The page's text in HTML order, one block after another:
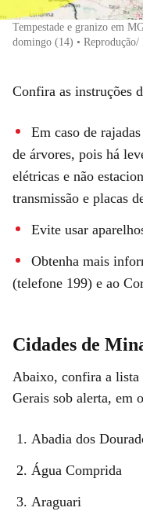
Tempestade e granizo em
domingo (14) • Reprodução/
Confira as instruções
Em caso de
de árvores, pois há
elétricas e não
transmissão e placas
Evite usar
Obtenha mais
(telefone 199) e ao
Cidades de
Abaixo, confira a lista
Gerais sob alerta, em
Abadia dos
Água Comprida
Araguari